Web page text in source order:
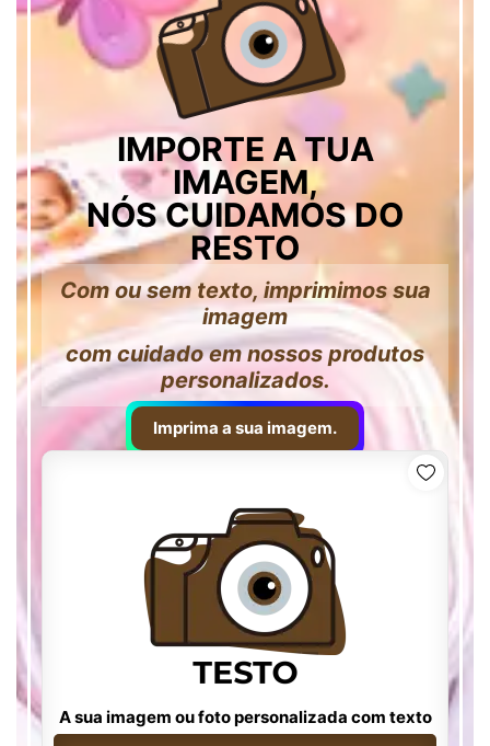
IMPORTE A TUA
IMAGEM,
NÓS CUIDAMOS DO
RESTO
Com ou sem texto, imprimimos sua
imagem
com cuidado em nossos produtos
personalizados.
Imprima a sua imagem.
A sua imagem ou foto personalizada com texto